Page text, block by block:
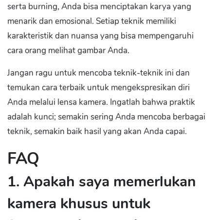
serta burning, Anda bisa menciptakan karya yang
menarik dan emosional. Setiap teknik memiliki
karakteristik dan nuansa yang bisa mempengaruhi
cara orang melihat gambar Anda.
Jangan ragu untuk mencoba teknik-teknik ini dan
temukan cara terbaik untuk mengekspresikan diri
Anda melalui lensa kamera. Ingatlah bahwa praktik
adalah kunci; semakin sering Anda mencoba berbagai
teknik, semakin baik hasil yang akan Anda capai.
FAQ
1. Apakah saya memerlukan
kamera khusus untuk